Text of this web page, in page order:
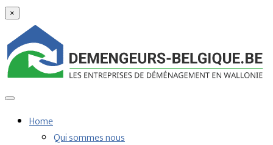
×
Home
Qui sommes nous